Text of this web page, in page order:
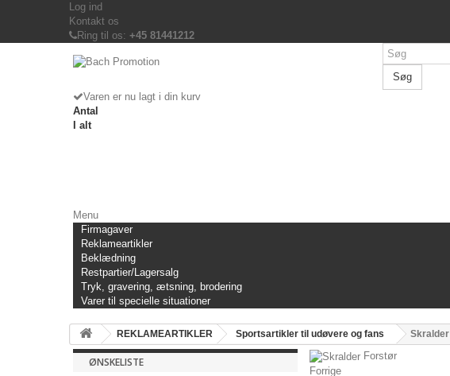
Log ind
Kontakt os
Ring til os: +45 81441212
Søg
Varen er nu lagt i din kurv
Antal
I alt
Menu
Firmagaver
Reklameartikler
Beklædning
Restpartier/Lagersalg
Tryk, gravering, ætsning, brodering
Varer til specielle situationer
REKLAMEARTIKLER Sportsartikler til udøvere og fans Skralder
ØNSKELISTE
Forstør
Forrige